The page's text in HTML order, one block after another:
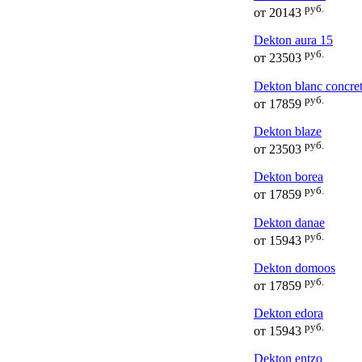
от 20143 руб.
Dekton aura 15
от 23503 руб.
Dekton blanc
от 17859 руб.
Dekton blaze
от 23503 руб.
Dekton borea
от 17859 руб.
Dekton danae
от 15943 руб.
Dekton domoos
от 17859 руб.
Dekton edora
от 15943 руб.
Dekton entzo